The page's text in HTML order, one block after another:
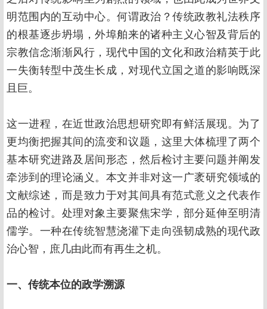
明范围内的互动中心。何谓政治？传统政教礼法秩序
的根基逐步坍塌，外埠舶来的诸种主义心智及背后的
宗教信念渐渐风行，现代中国的文化和政治精英于此
一失衡转型中茂生长成，对现代立国之道的影响既深
且巨。
这一进程，在近世政治思想研究即有鲜活展现。为了
更均衡把握其间的流变和议题，这里大体梳理了两个
基本研究进路及居间形态，然后检讨主要问题并阐发
牵涉到的理论涵义。本文并非对这一广袤研究领域的
文献综述，而是致力于对其间具有范式意义之代表作
品的检讨。处理对象主要聚焦宋学，部分延伸至明清
儒学。一种在传统智慧浇灌下走向强韧成熟的现代政
治心智，庶几由此而有再生之机。
一、传统本位的政学溯源